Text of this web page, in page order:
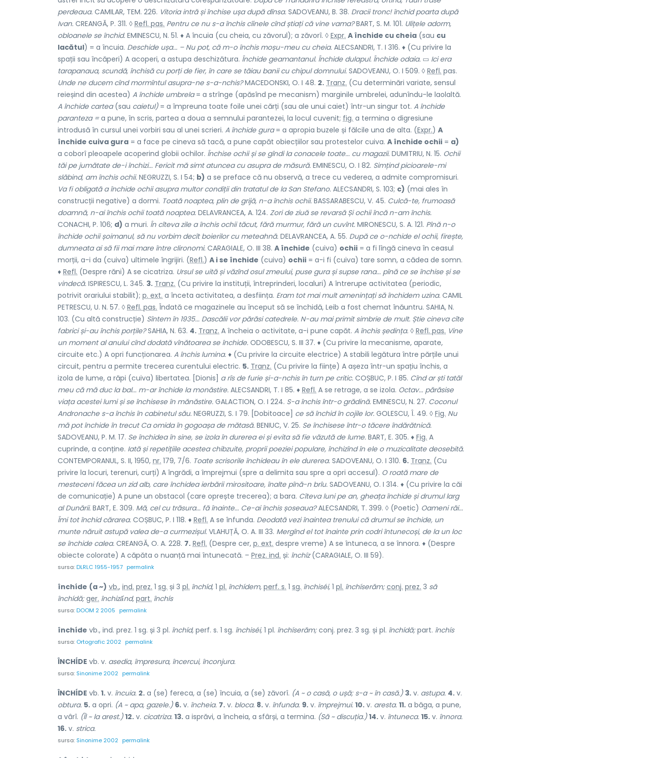
perdeaua. CAMILAR, TEM. 226. Vitoria intră și închise ușa după dînsa. SADOVEANU, B. 38. Dracii tronc! închid poarta după
Ivan. CREANGĂ, P. 311. ◊ Refl. pas. Pentru ce nu s-a închis cîinele cînd știați că vine vama?BART, S. M. 101. Ulițele adorm,
obloanele se închid. EMINESCU, N. 51. ♦ A încuia (cu cheia, cu zăvorul); a zăvorî. ◊ Expr. A închide cu cheia (sau cu
lacătul) = a încuia. Deschide ușa... – Nu pot, că m-o închis moșu-meu cu cheia. ALECSANDRI, T. I 316. ♦ (Cu privire la
spații sau încăperi) A acoperi, a astupa deschizătura. Închide geamantanul. Închide dulapul. Închide odaia. ▭ Ici era
tarapanaua, scundă, închisă cu porți de fier, în care se tăiau banii cu chipul domnului. SADOVEANU, O. I 509. ◊ Refl. pas.
Unde ne ducem cînd mormîntul asupra-ne s-a-nchis?MACEDONSKI, O. I 48. 2. Tranz. (Cu determinări variate, sensul
reieșind din acestea) A închide umbrela= a strînge (apăsînd pe mecanism) marginile umbrelei, adunîndu-le laolaltă.
A închide cartea(sau caietul)= a împreuna toate foile unei cărți (sau ale unui caiet) într-un singur tot. A închide
paranteza =a pune, în scris, partea a doua a semnului parantezei, la locul cuvenit; fig. a termina o digresiune
introdusă în cursul unei vorbiri sau al unei scrieri. A închide gura= a apropia buzele și fălcile una de alta. (Expr.) A
închide cuiva gura = a face pe cineva să tacă, a pune capăt obiecțiilor sau protestelor cuiva. A închide ochii = a)
a coborî pleoapele acoperind globii ochilor. Închise ochii și se gîndi la conacele toate... cu magazii. DUMITRIU, N. 15. Ochii
tăi pe jumătate de-i închizi... Fericit mă simt atuncea cu asupra de măsură. EMINESCU, O. I 82. Simțind picioarele-mi
slăbind, am închis ochii. NEGRUZZI, S. I 54; b) a se preface că nu observă, a trece cu vederea, a admite compromisuri.
Va fi obligată a închide ochii asupra multor condiții din tratatul de la San Stefano. ALECSANDRI, S. 103; c) (mai ales în
construcții negative) a dormi. Toată noaptea, plin de grijă, n-a închis ochii. BASSARABESCU, V. 45. Culcă-te, frumoasă
doamnă, n-ai închis ochii toată noaptea. DELAVRANCEA, A. 124. Zori de ziuă se revarsă Și ochii încă n-am închis.
CONACHI, P. 106; d) a muri. În cîteva zile a închis ochii tăcut, fără murmur, fără un cuvînt. MIRONESCU, S. A. 121. Pînă n-o
închide ochii șoimanul, să nu vorbim decît boierilor cu meteahnă. DELAVRANCEA, A. 55. După ce o-nchide el ochii, firește,
dumneata ai să fii mai mare între clironomi. CARAGIALE, O. III 38. A închide (cuiva) ochii = a fi lîngă cineva în ceasul
morții, a-i da (cuiva) ultimele îngrijiri. (Refl.) A i se închide (cuiva) ochii = a-i fi (cuiva) tare somn, a cădea de somn.
♦ Refl. (Despre răni) A se cicatriza. Ursul se uită și văzînd osul zmeului, puse gura și supse rana... pînă ce se închise și se
vindecă. ISPIRESCU, L. 345. 3. Tranz. (Cu privire la instituții, întreprinderi, localuri) A întrerupe activitatea (periodic,
potrivit orariului stabilit); p. ext. a înceta activitatea, a desființa. Eram tot mai mult amenințați să închidem uzina. CAMIL
PETRESCU, U. N. 57. ◊ Refl. pas. Îndată ce magazinele au început să se închidă, Leib a fost chemat înăuntru. SAHIA, N.
103. (Cu altă construcție) Sîntem în 1935... Dascălii vor părăsi catedrele. N-au mai primit simbrie de mult. Știe cineva cîte
fabrici și-au închis porțile?SAHIA, N. 63. 4. Tranz. A încheia o activitate, a-i pune capăt. A închis ședința. ◊ Refl. pas. Vine
un moment al anului cînd dodată vînătoarea se închide. ODOBESCU, S. III 37. ♦ (Cu privire la mecanisme, aparate,
circuite etc.) A opri funcționarea. A închis lumina. ♦ (Cu privire la circuite electrice) A stabili legătura între părțile unui
circuit, pentru a permite trecerea curentului electric. 5. Tranz. (Cu privire la ființe) A așeza într-un spațiu închis, a
izola de lume, a răpi (cuiva) libertatea. [Dionis] a rîs de furie și-a-nchis în turn pe critic. COȘBUC, P. I 85. Cînd ar ști tatăl
meu că mă duc la bal... m-ar închide la monăstire. ALECSANDRI, T. I 85. ♦ Refl. A se retrage, a se izola. Octav... părăsise
viața acestei lumi și se închisese în mănăstire. GALACTION, O. I 224. S-a închis într-o grădină. EMINESCU, N. 27. Coconul
Andronache s-a închis în cabinetul său. NEGRUZZI, S. I 79. [Dobitoace] ce să închid în cojile lor. GOLESCU, Î. 49. ◊ Fig. Nu
mă pot închide în trecut Ca omida în gogoașa de mătasă. BENIUC, V. 25. Se închisese într-o tăcere îndărătnică.
SADOVEANU, P. M. 17. Se închidea în sine, se izola în durerea ei și evita să fie văzută de lume. BART, E. 305. ♦ Fig. A
cuprinde, a conține. Iată și repetițiile acestea chibzuite, proprii poeziei populare, închizînd în ele o muzicalitate deosebită.
CONTEMPORANUL, S. II, 1950, nr. 179, 7/6. Toate scrisorile închideau în ele durerea. SADOVEANU, O. I 310. 6. Tranz. (Cu
privire la locuri, terenuri, curți) A îngrădi, a împrejmui (spre a delimita sau spre a opri accesul). O roată mare de
mesteceni făcea un zid alb, care închidea ierbării mirositoare, înalte pînă-n brîu. SADOVEANU, O. I 314. ♦ (Cu privire la căi
de comunicație) A pune un obstacol (care oprește trecerea); a bara. Cîteva luni pe an, gheața închide și drumul larg
al Dunării. BART, E. 309. Mă, cel cu trăsura... fă înainte... Ce-ai închis șoseaua?ALECSANDRI, T. 399. ◊ (Poetic) Oameni răi...
Îmi tot închid cărarea. COȘBUC, P. I 118. ♦ Refl. A se înfunda. Deodată vezi înaintea trenului că drumul se închide, un
munte năruit astupă valea de-a curmezișul. VLAHUȚĂ, O. A. III 33. Mergînd el tot înainte prin codri întunecoși, de la un loc
se închide calea. CREANGĂ, O. A. 228. 7. Refl. (Despre cer, p. ext. despre vreme) A se întuneca, a se înnora. ♦ (Despre
obiecte colorate) A căpăta o nuanță mai întunecată. – Prez. ind. și: închíz(CARAGIALE, O. III 59).
sursa:DLRLC 1955-1957 permalink
închíde (a ~) vb., ind. prez. 1 sg. și 3 pl. închíd, 1 pl. închídem, perf. s. 1 sg. închiséi, 1 pl. închíserăm; conj. prez. 3 să
închídă; ger. închizấnd, part. închís
sursa:DOOM 2 2005 permalink
închíde vb., ind. prez. 1 sg. și 3 pl. închíd, perf. s. 1 sg. închiséi, 1 pl. închíserăm;conj. prez. 3 sg. și pl. închídă;part. închís
sursa: Ortografic 2002 permalink
ÎNCHÍDE vb. v. asedia, împresura, încercui, înconjura.
sursa: Sinonime 2002 permalink
ÎNCHÍDE vb. 1. v. încuia. 2. a (se) fereca, a (se) încuia, a (se) zăvorî. (A ~ o casă, o ușă; s-a ~ în casă.) 3. v. astupa. 4. v.
obtura. 5. a opri. (A ~ apa, gazele.) 6. v. încheia. 7. v. bloca. 8. v. înfunda. 9. v. împrejmui. 10. v. aresta. 11. a băga, a pune,
a vârî. (Îl ~ la arest.) 12. v. cicatriza. 13. a isprăvi, a încheia, a sfârși, a termina. (Să ~ discuția.) 14. v. întuneca. 15. v. înnora.
16. v. strica.
sursa: Sinonime 2002 permalink